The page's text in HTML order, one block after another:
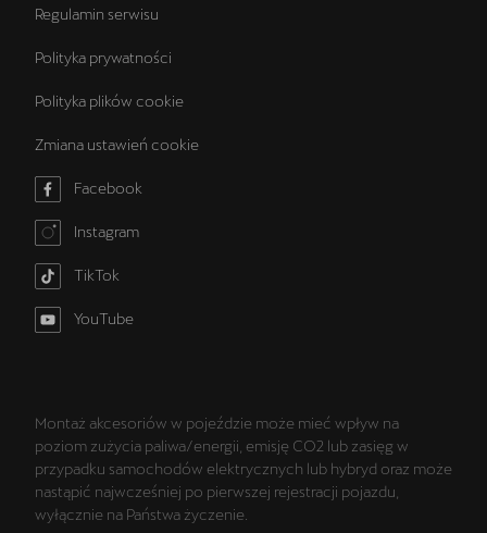
Regulamin serwisu
Polityka prywatności
Polityka plików cookie
Zmiana ustawień cookie
Facebook
Instagram
TikTok
YouTube
Montaż akcesoriów w pojeździe może mieć wpływ na
poziom zużycia paliwa/energii, emisję CO2 lub zasięg w
przypadku samochodów elektrycznych lub hybryd oraz może
nastąpić najwcześniej po pierwszej rejestracji pojazdu,
wyłącznie na Państwa życzenie.